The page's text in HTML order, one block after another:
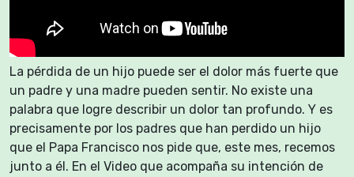
La pérdida de un hijo puede ser el dolor más fuerte que
un padre y una madre pueden sentir. No existe una
palabra que logre describir un dolor tan profundo. Y es
precisamente por los padres que han perdido un hijo
que el Papa Francisco nos pide que, este mes, recemos
junto a él. En el Video que acompaña su intención de